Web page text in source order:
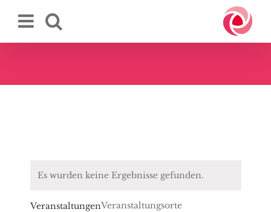
Inhalt
Es wurden keine Ergebnisse gefunden.
VeranstaltungenVeranstaltungsorte